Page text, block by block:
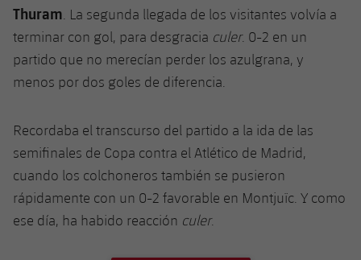
Clasificaciones
Fotos
VALORANT Rising
VALORANT Game Changers
Thuram . La segunda llegada de los visitantes volvía a
terminar con gol, para desgracia culer. 0-2 en un
partido que no merecían perder los azulgrana, y
menos por dos goles de diferencia.
Recordaba el transcurso del partido a la ida de las
semifinales de Copa contra el Atlético de Madrid,
cuando los colchoneros también se pusieron
rápidamente con un 0-2 favorable en Montjuïc. Y como
ese día, ha habido reacción culer.